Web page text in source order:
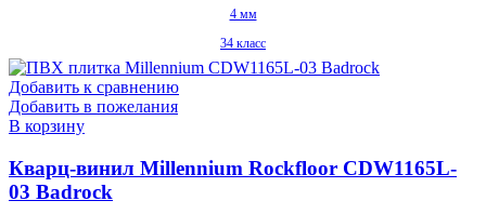
4 мм
34 класс
Добавить к сравнению
Добавить в пожелания
В корзину
Кварц-винил Millennium Rockfloor CDW1165L-
03 Badrock